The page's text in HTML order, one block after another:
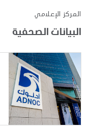
المركز الإعلامي
البيانات الصحفية